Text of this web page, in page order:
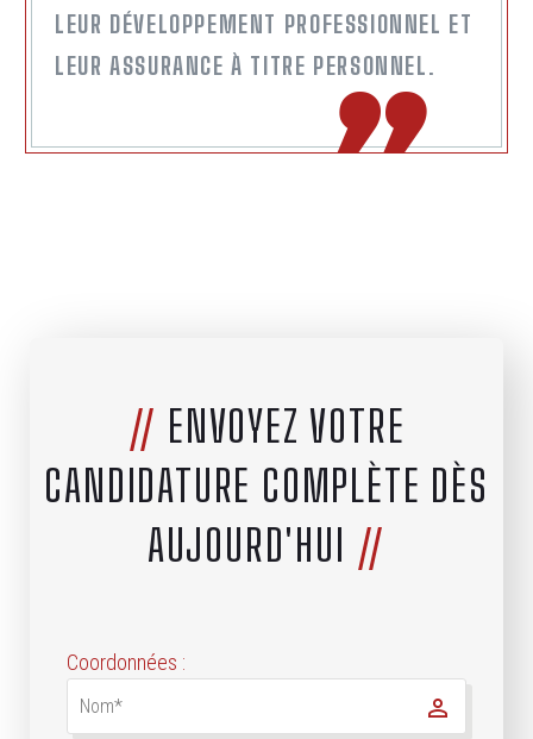
LEUR DÉVELOPPEMENT PROFESSIONNEL ET
LEUR ASSURANCE À TITRE PERSONNEL.
// ENVOYEZ VOTRE
CANDIDATURE COMPLÈTE DÈS
AUJOURD'HUI //
Coordonnées :